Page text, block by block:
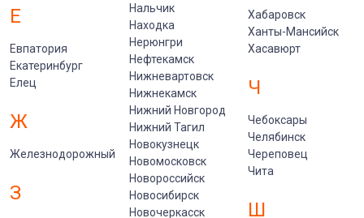
Е
Евпатория
Екатеринбург
Елец
Ж
Железнодорожный
З
Нальчик
Находка
Нерюнгри
Нефтекамск
Нижневартовск
Нижнекамск
Нижний Новгород
Нижний Тагил
Новокузнецк
Новомосковск
Новороссийск
Новосибирск
Новочеркасск
Хабаровск
Ханты-Мансийск
Хасавюрт
Ч
Чебоксары
Челябинск
Череповец
Чита
Ш